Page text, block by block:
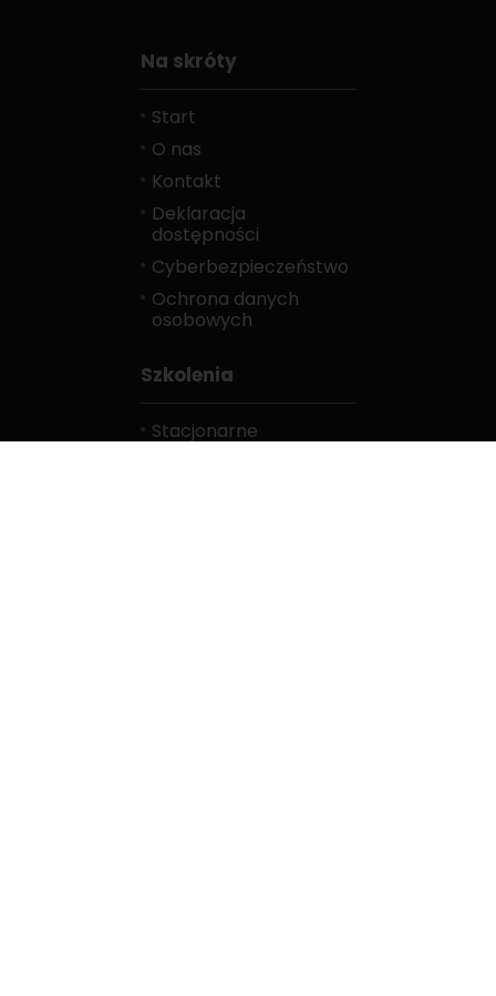
Na skróty
Start
O nas
Kontakt
Deklaracja
dostępności
Cyberbezpieczeństwo
Ochrona danych
osobowych
Szkolenia
Stacjonarne